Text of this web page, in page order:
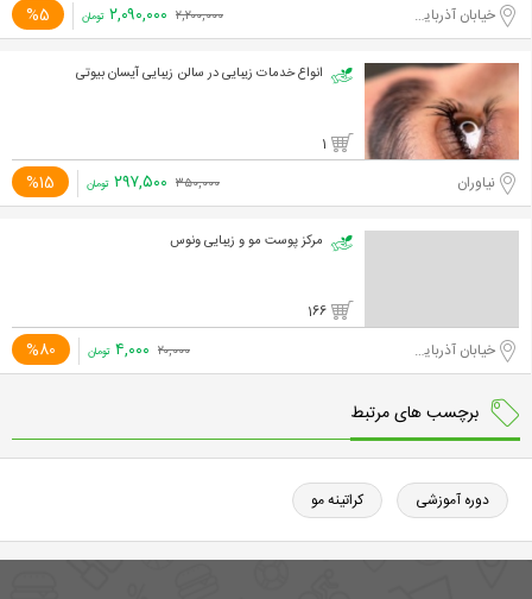
خیابان آذربایجان %5 ۲,۲۰۰,۰۰۰ ۲,۰۹۰,۰۰۰ تومان
انواع خدمات زیبایی در سالن زیبایی آیسان بیوتی
1
نیاوران %15 ۳۵۰,۰۰۰ ۲۹۷,۵۰۰ تومان
مرکز پوست مو و زیبایی ونوس
166
خیابان آذربایجان %80 ۲۰,۰۰۰ ۴,۰۰۰ تومان
برچسب های مرتبط
دوره آموزشی کراتینه مو